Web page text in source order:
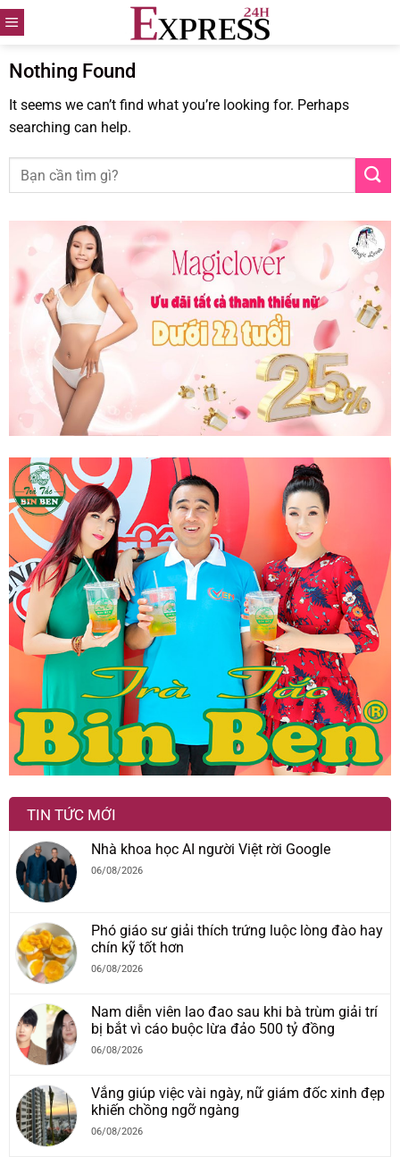
Skip
to
Nothing Found
It seems we can’t find what you’re looking for. Perhaps
searching can help.
TIN TỨC MỚI
Nhà khoa học AI người Việt rời Google
06/08/2026
Phó giáo sư giải thích trứng luộc lòng đào hay
chín kỹ tốt hơn
06/08/2026
Nam diễn viên lao đao sau khi bà trùm giải trí
bị bắt vì cáo buộc lừa đảo 500 tỷ đồng
06/08/2026
Vắng giúp việc vài ngày, nữ giám đốc xinh đẹp
khiến chồng ngỡ ngàng
06/08/2026